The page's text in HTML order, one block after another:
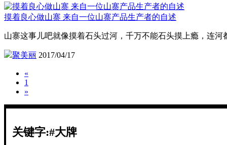
摸着良心做山寨 来自一位山寨产品生产者的自述
山寨这事儿吧就像摸着石头过河，千万不能石头摸上瘾，连河
聚美丽 2017/04/17
«
1
»
关键字:#大牌